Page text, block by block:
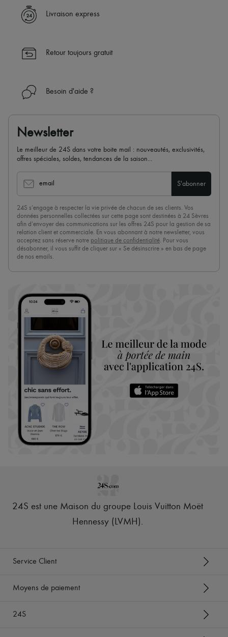
Livraison express
Retour toujours gratuit
Besoin d'aide ?
Newsletter
Le meilleur de 24S dans votre boite mail : nouveautés, exclusivités,
offres spéciales, soldes, tendances de la saison...
email S'abonner
24S s’engage à respecter la vie privée de chacun de ses clients. Vos
données personnelles collectées sur cette page sont destinées à 24 Sèvres
afin d’envoyer des communications sur les offres 24S pour la gestion de sa
relation client et commerciale. En vous abonnant à notre newsletter, vous
acceptez sans réserve notre politique de confidentialité. Pour vous
désabonner, il vous suffit de cliquer sur « Se désinscrire » en bas de page
de nos emails.
24S est une Maison du groupe Louis Vuitton Moët
Hennessy (LVMH).
Service Client
Moyens de paiement
24S